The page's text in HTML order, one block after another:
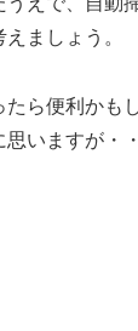
ましょう。
たら便利かも
いますが・・